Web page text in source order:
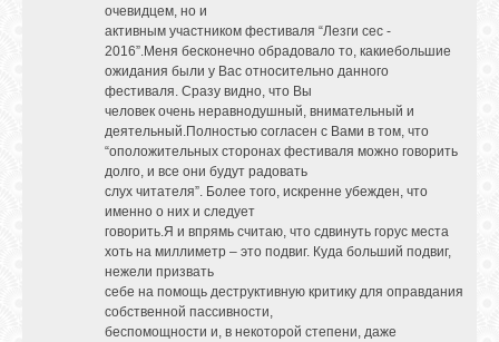
очевидцем, но и
активным участником фестиваля “Лезги сес -
2016”.Меня бесконечно обрадовало то, какиебольшие
ожидания были у Вас относительно данного
фестиваля. Сразу видно, что Вы
человек очень неравнодушный, внимательный и
деятельный.Полностью согласен с Вами в том, что
“оположительных сторонах фестиваля можно говорить
долго, и все они будут радовать
слух читателя”. Более того, искренне убежден, что
именно о них и следует
говорить.Я и впрямь считаю, что сдвинуть горус места
хоть на миллиметр – это подвиг. Куда больший подвиг,
нежели призвать
себе на помощь деструктивную критику для оправдания
собственной пассивности,
беспомощности и, в некоторой степени, даже